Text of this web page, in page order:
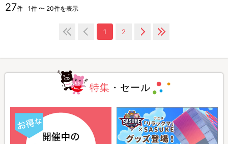
27件 1件 〜 20件を表示
1 2
特集 ・セール